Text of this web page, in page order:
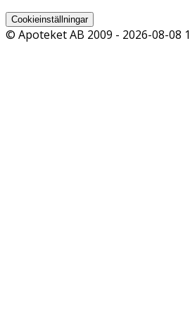
Cookieinställningar
© Apoteket AB 2009 - 2026-08-08